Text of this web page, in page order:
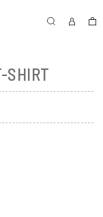
SHIRT